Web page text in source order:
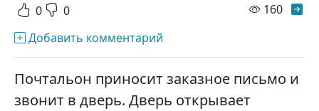
0 0 160
Добавить комментарий
Почтальон приносит заказное письмо и
звонит в дверь. Дверь открывает